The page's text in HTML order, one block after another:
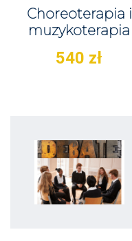
Choreoterapia i
muzykoterapia
540 zł